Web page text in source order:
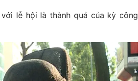
lễ hội là thành quả của kỳ công